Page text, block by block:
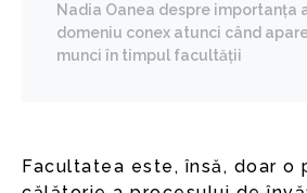
Nadia Oanea despre importanța
domeniu conex atunci când
munci în timpul facultății
Facultatea este, însă, doar o